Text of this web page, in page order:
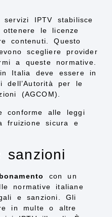
IPTV stabilisce
le licenze
contenuti. Questo
scegliere provider
a queste normative.
Italia deve essere in
dell’Autorità per le
(AGCOM).
conforme alle leggi
fruizione sicura e
sanzioni
con un
normative italiane
e sanzioni. Gli
in multe o altre